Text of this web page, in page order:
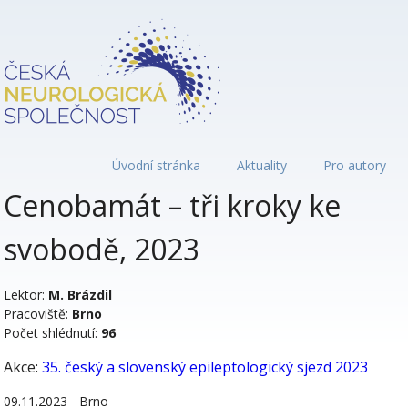
Pro autory
Aktuality
Úvodní stránka
Cenobamát – tři kroky ke
svobodě, 2023
Lektor: M. Brázdil
Pracoviště: Brno
Počet shlédnutí: 96
Akce:35. český a slovenský epileptologický sjezd 2023
09.11.2023 - Brno